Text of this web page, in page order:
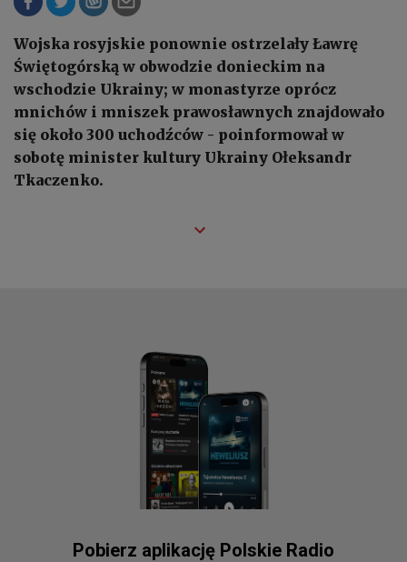
Wojska rosyjskie ponownie ostrzelały Ławrę
Świętogórską w obwodzie donieckim na
wschodzie Ukrainy; w monastyrze oprócz
mnichów i mniszek prawosławnych znajdowało
się około 300 uchodźców - poinformował w
sobotę minister kultury Ukrainy Ołeksandr
Tkaczenko.
Pobierz aplikację Polskie Radio